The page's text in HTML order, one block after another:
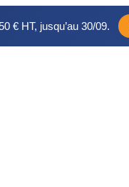
€ HT, jusqu’au 30/09.